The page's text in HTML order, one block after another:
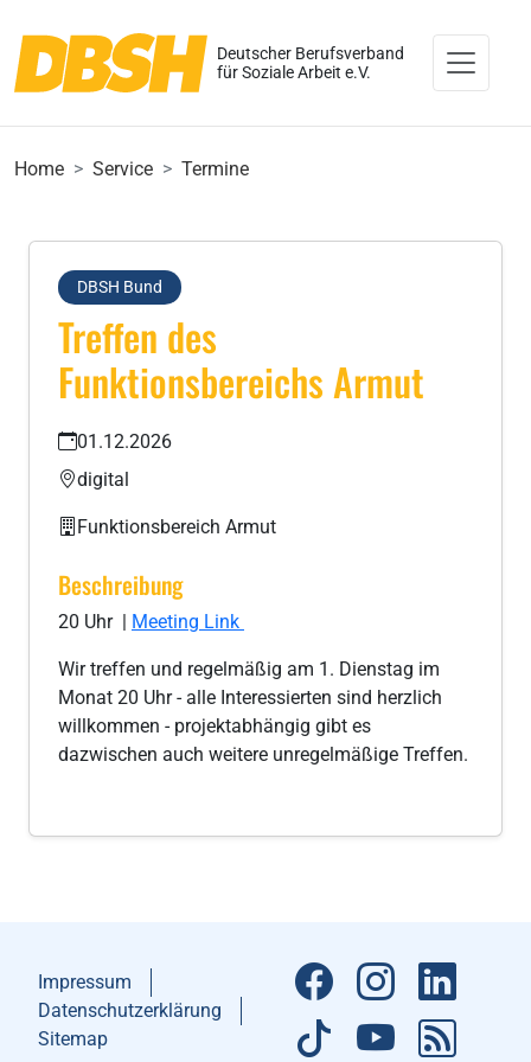
Deutscher Berufsverband
für Soziale Arbeit e.V.
Home Service Termine
DBSH Bund
Treffen des
Funktionsbereichs Armut
01.12.2026
digital
Funktionsbereich Armut
Beschreibung
20 Uhr | Meeting Link
Wir treffen und regelmäßig am 1. Dienstag im
Monat 20 Uhr - alle Interessierten sind herzlich
willkommen - projektabhängig gibt es
dazwischen auch weitere unregelmäßige Treffen.
Impressum
Datenschutzerklärung
Sitemap